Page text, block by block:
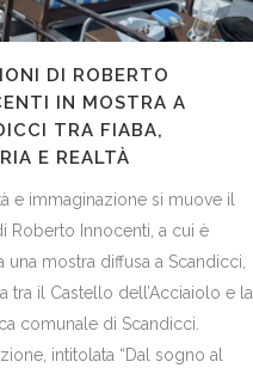
DI ROBERTO
IN MOSTRA A
TRA FIABA,
E REALTÀ
e immaginazione si muove il
Roberto Innocenti, a cui è
una mostra diffusa a Scandicci,
tra il Castello dell’Acciaiolo e la
comunale di Scandicci.
intitolata “Dal sogno al